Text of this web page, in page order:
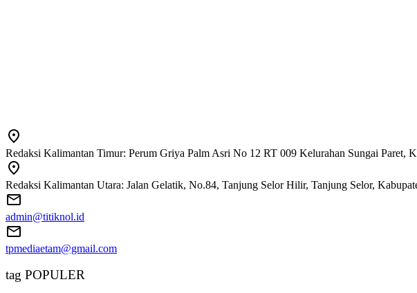
Redaksi Kalimantan Timur: Perum Griya Palm Asri No 12 RT 009 Kelurahan Sungai Paret,
Redaksi Kalimantan Utara: Jalan Gelatik, No.84, Tanjung Selor Hilir, Tanjung Selor,
admin@titiknol.id
tpmediaetam@gmail.com
tag POPULER